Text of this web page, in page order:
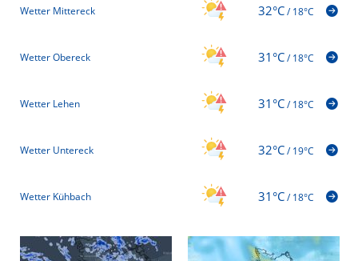
Wetter Mittereck 32°C/18°C
Wetter Obereck 31°C/18°C
Wetter Lehen 31°C/18°C
Wetter Untereck 32°C/19°C
Wetter Kühbach 31°C/18°C